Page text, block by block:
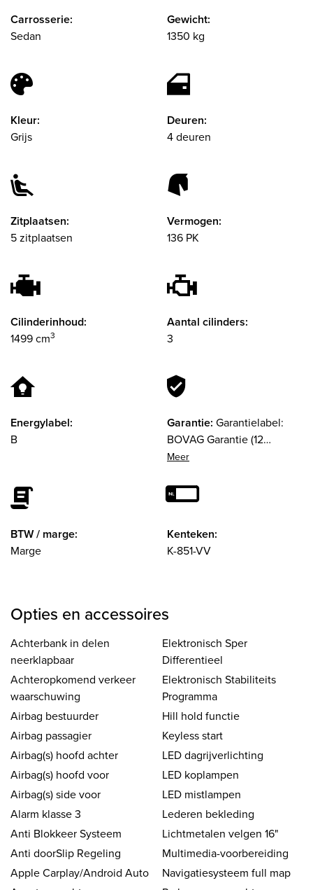
Carrosserie:
Sedan
Gewicht:
1350 kg
Kleur:
Grijs
Deuren:
4 deuren
Zitplaatsen:
5 zitplaatsen
Vermogen:
136 PK
Cilinderinhoud:
1499 cm3
Aantal cilinders:
3
Energylabel:
B
Garantie: Garantielabel:
BOVAG Garantie (12
maanden)
BTW / marge:
Marge
Kenteken:
K-851-VV
Opties en accessoires
Achterbank in delen
neerklapbaar
Achteropkomend verkeer
waarschuwing
Airbag bestuurder
Airbag passagier
Airbag(s) hoofd achter
Airbag(s) hoofd voor
Airbag(s) side voor
Alarm klasse 3
Anti Blokkeer Systeem
Anti doorSlip Regeling
Apple Carplay/Android Auto
Elektronisch Sper
Differentieel
Elektronisch Stabiliteits
Programma
Hill hold functie
Keyless start
LED dagrijverlichting
LED koplampen
LED mistlampen
Lederen bekleding
Lichtmetalen velgen 16"
Multimedia-voorbereiding
Navigatiesysteem full map